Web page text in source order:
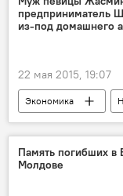
гибель
предприниматель
из-под домашнего
22 мая 2015, 19:07
Экономика
Молдавия
Память погибших в
Молдове